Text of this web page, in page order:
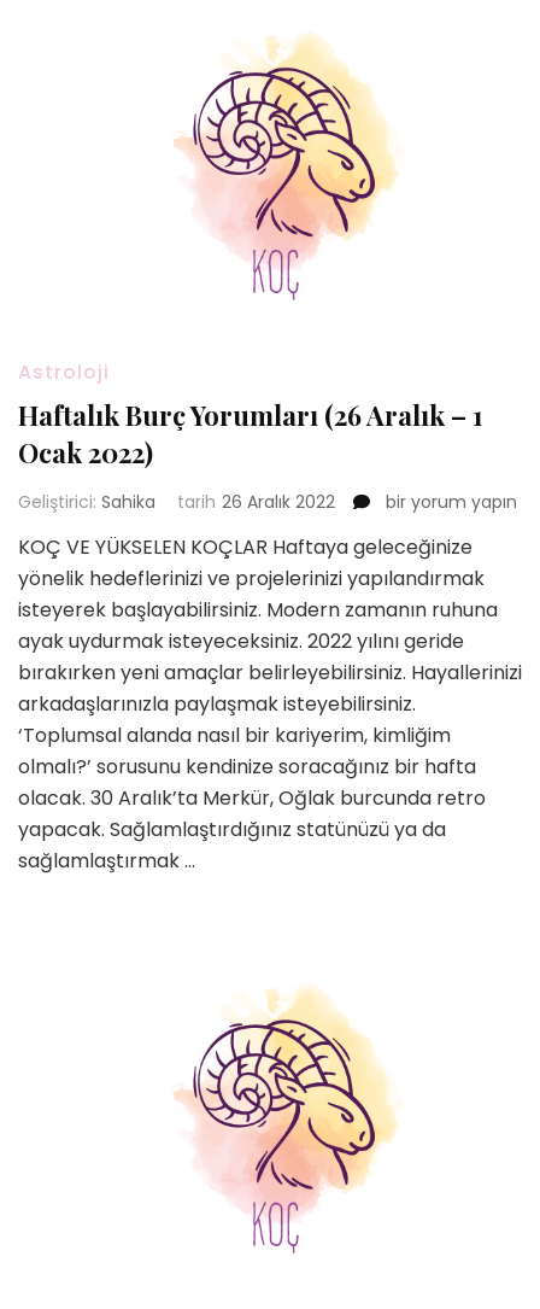
Astroloji
Haftalık Burç Yorumları (26 Aralık – 1
Ocak 2022)
Geliştirici: Sahika tarih 26 Aralık 2022
Haftalık
Yorumları
(26
Aralık
1
Ocak
2022)
için
bir yorum yapın
KOÇ VE YÜKSELEN KOÇLAR Haftaya geleceğinize
yönelik hedeflerinizi ve projelerinizi yapılandırmak
isteyerek başlayabilirsiniz. Modern zamanın ruhuna
ayak uydurmak isteyeceksiniz. 2022 yılını geride
bırakırken yeni amaçlar belirleyebilirsiniz. Hayallerinizi
arkadaşlarınızla paylaşmak isteyebilirsiniz.
‘Toplumsal alanda nasıl bir kariyerim, kimliğim
olmalı?’ sorusunu kendinize soracağınız bir hafta
olacak. 30 Aralık’ta Merkür, Oğlak burcunda retro
yapacak. Sağlamlaştırdığınız statünüzü ya da
sağlamlaştırmak …